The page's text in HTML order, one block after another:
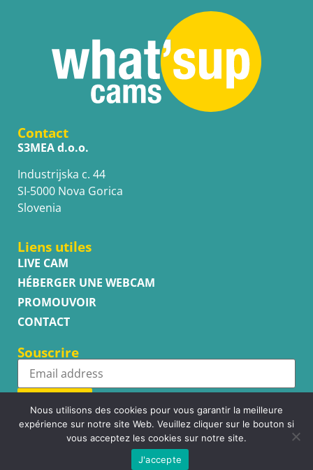
Contact
S3MEA d.o.o.
Industrijska c. 44
SI-5000 Nova Gorica
Slovenia
Liens utiles
LIVE CAM
HÉBERGER UNE WEBCAM
PROMOUVOIR
CONTACT
Souscrire
Subscribe
Copyright © WhatsupCams 2016 - 2026. All right reserved.
Nous utilisons des cookies pour vous garantir la meilleure
expérience sur notre site Web. Veuillez cliquer sur le bouton si
vous acceptez les cookies sur notre site.
J'accepte